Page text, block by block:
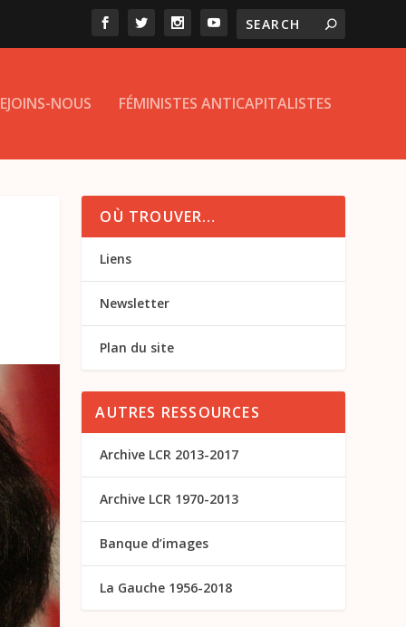
NOUS FÉMINISTES ANTICAPITALISTES
OÙ TROUVER…
Liens
Newsletter
Plan du site
AUTRES RESSOURCES
Archive LCR 2013-2017
Archive LCR 1970-2013
Banque d’images
La Gauche 1956-2018